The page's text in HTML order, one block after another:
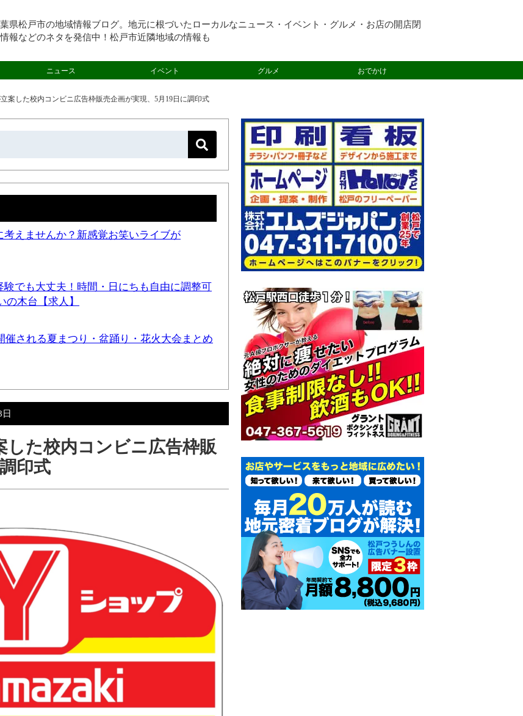
県松戸市の地域情報ブログ。地元に根づいたローカルなニュース・イベント・グルメ・お店の開店閉
報などのネタを発信中！松戸市近隣地域の情報も
ニュース イベント グルメ おでかけ
案した校内コンビニ広告枠販売企画が実現、5月19日に調印式
えませんか？新感覚お笑いライブが
でも大丈夫！時間・日にちも自由に調整可
木台【求人】
催される夏まつり・盆踊り・花火大会まとめ
た校内コンビニ広告枠販
印式